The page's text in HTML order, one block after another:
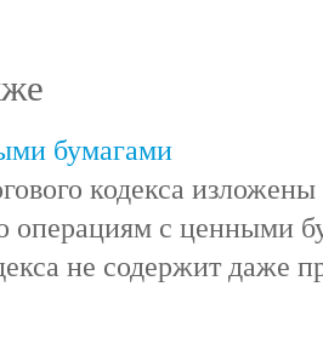
бумагами
кодекса
операциям с ценными
не содержит даже